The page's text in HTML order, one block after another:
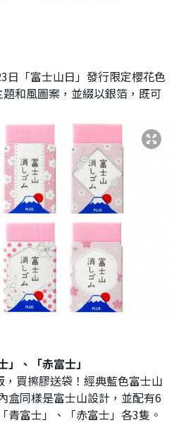
日「富士山日」發行限定櫻花色
和風圖案，並綴以銀箔，既可
、「赤富士」
買擦膠送袋！經典藍色富士山
盒同樣是富士山設計，並配有6
青富士」、「赤富士」各3隻。